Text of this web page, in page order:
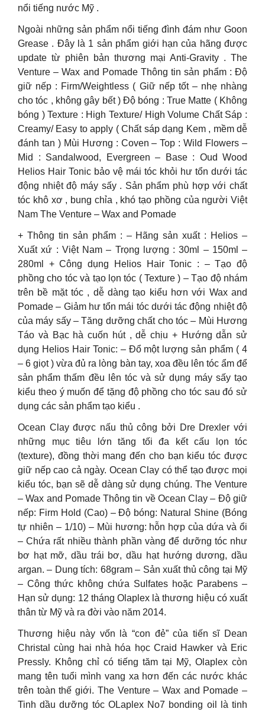
nổi tiếng nước Mỹ .
Ngoài những sản phẩm nổi tiếng đình đám như Goon
Grease . Đây là 1 sản phẩm giới hạn của hãng được
update từ phiên bản thương mại Anti-Gravity . The
Venture – Wax and Pomade Thông tin sản phẩm : Độ
giữ nếp : Firm/Weightless ( Giữ nếp tốt – nhẹ nhàng
cho tóc , không gây bết ) Độ bóng : True Matte ( Không
bóng ) Texture : High Texture/ High Volume Chất Sáp :
Creamy/ Easy to apply ( Chất sáp dạng Kem , mềm dễ
đánh tan ) Mùi Hương : Coven – Top : Wild Flowers –
Mid : Sandalwood, Evergreen – Base : Oud Wood
Helios Hair Tonic bảo vệ mái tóc khỏi hư tổn dưới tác
động nhiệt độ máy sấy . Sản phẩm phù hợp với chất
tóc khô xơ , bung chỉa , khó tạo phồng của người Việt
Nam The Venture – Wax and Pomade
+ Thông tin sản phẩm : – Hãng sản xuất : Helios –
Xuất xứ : Việt Nam – Trọng lượng : 30ml – 150ml –
280ml + Công dụng Helios Hair Tonic : – Tạo độ
phồng cho tóc và tạo lọn tóc ( Texture ) – Tạo độ nhám
trên bề mặt tóc , dễ dàng tạo kiểu hơn với Wax and
Pomade – Giảm hư tổn mái tóc dưới tác động nhiệt độ
của máy sấy – Tăng dưỡng chất cho tóc – Mùi Hương
Táo và Bạc hà cuốn hút , dễ chịu + Hướng dẫn sử
dụng Helios Hair Tonic: – Đổ một lượng sản phẩm ( 4
– 6 giọt ) vừa đủ ra lòng bàn tay, xoa đều lên tóc ẩm để
sản phẩm thấm đều lên tóc và sử dụng máy sấy tạo
kiểu theo ý muốn để tặng độ phồng cho tóc sau đó sử
dụng các sản phẩm tạo kiểu .
Ocean Clay được nấu thủ công bởi Dre Drexler với
những mục tiêu lớn tăng tối đa kết cấu lọn tóc
(texture), đồng thời mang đến cho bạn kiểu tóc được
giữ nếp cao cả ngày. Ocean Clay có thể tạo được mọi
kiểu tóc, bạn sẽ dễ dàng sử dụng chúng. The Venture
– Wax and Pomade Thông tin về Ocean Clay – Độ giữ
nếp: Firm Hold (Cao) – Độ bóng: Natural Shine (Bóng
tự nhiên – 1/10) – Mùi hương: hỗn hợp của dứa và ổi
– Chứa rất nhiều thành phần vàng để dưỡng tóc như
bơ hạt mỡ, dầu trái bơ, dầu hạt hướng dương, dầu
argan. – Dung tích: 68gram – Sản xuất thủ công tại Mỹ
– Công thức không chứa Sulfates hoặc Parabens –
Hạn sử dụng: 12 tháng Olaplex là thương hiệu có xuất
thân từ Mỹ và ra đời vào năm 2014.
Thương hiệu này vốn là “con đẻ” của tiến sĩ Dean
Christal cùng hai nhà hóa học Craid Hawker và Eric
Pressly. Không chỉ có tiếng tăm tại Mỹ, Olaplex còn
mang tên tuổi mình vang xa hơn đến các nước khác
trên toàn thế giới. The Venture – Wax and Pomade –
Tinh dầu dưỡng tóc OLaplex No7 bonding oil là tinh